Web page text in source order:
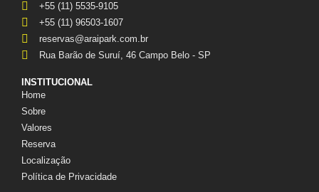
+55 (11) 5535-9105
+55 (11) 96503-1607
reservas@araipark.com.br
Rua Barão de Suruí, 46 Campo Belo - SP
INSTITUCIONAL
Home
Sobre
Valores
Reserva
Localização
Política de Privacidade